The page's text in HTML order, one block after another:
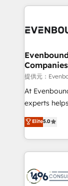
revenue
beyond,
From
insights
that think, connect,
beyond
clients'
technology
have to. 900+ customers worldwide have trusted
Companies
提供元：
At
experts
achieve real
tailored
HubSpot’s
Technical Solutions: - HubSpot
Onboarding - Data Migration & Integrations -
Elite5.0